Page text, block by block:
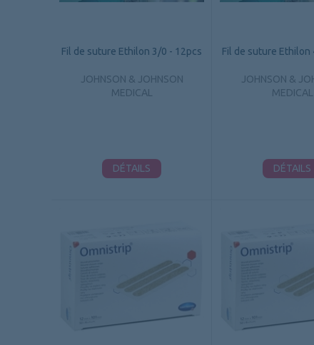
Fil de suture Ethilon 3/0 - 12pcs
JOHNSON & JOHNSON
MEDICAL
DÉTAILS
Fil de suture Ethilon
JOHNSON &
MEDICAL
DÉTAILS